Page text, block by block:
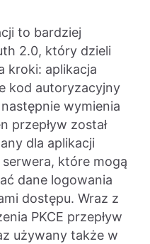
to bardziej
2.0, który dzieli
kroki: aplikacja
kod autoryzacyjny
wymienia
przepływ został
dla aplikacji
które mogą
dane logowania
dostępu. Wraz z
PKCE przepływ
używany także w